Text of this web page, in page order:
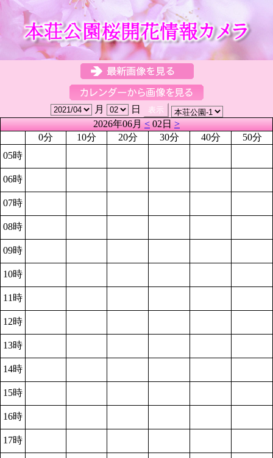
月
日
2026年06月<02日>
0分
10分 20分 30分 40分
50分
05時
06時
07時
08時
09時
10時
11時
12時
13時
14時
15時
16時
17時